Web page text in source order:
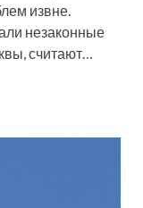
извне.
незаконные
считают…